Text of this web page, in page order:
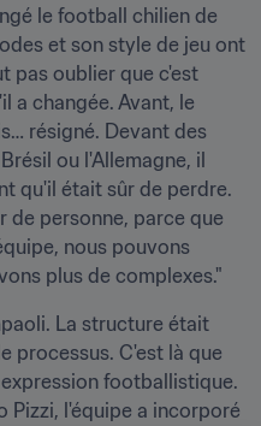
le football chilien de
et son style de jeu ont
pas oublier que c'est
a changée. Avant, le
résigné. Devant des
ou l'Allemagne, il
qu'il était sûr de perdre.
de personne, parce que
nous pouvons
plus de complexes."
La structure était
processus. C'est là que
footballistique.
Pizzi, l'équipe a incorporé